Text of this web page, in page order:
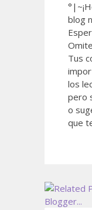
blog
Tus
los
pero
o
que